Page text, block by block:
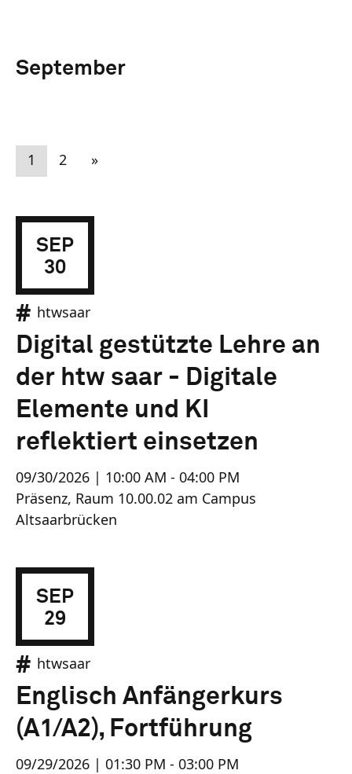
September
1 2 »
SEP
30
htwsaar
Digital gestützte Lehre an
der htw saar - Digitale
Elemente und KI
reflektiert einsetzen
09/30/2026 | 10:00 AM - 04:00 PM
Präsenz, Raum 10.00.02 am Campus
Altsaarbrücken
SEP
29
htwsaar
Englisch Anfängerkurs
(A1/A2), Fortführung
09/29/2026 | 01:30 PM - 03:00 PM